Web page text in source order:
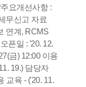
요개선사항 :
무신고 자료
연계, RCMS
픈일 : '20. 12.
금) 12:00 이용
19.) 담당자
교육 - ('20. 11.